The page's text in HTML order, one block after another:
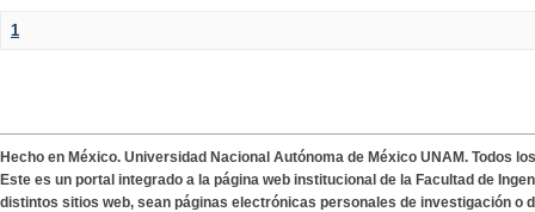
1
Hecho en México. Universidad Nacional Autónoma de México UNAM. Todos
Este es un portal integrado a la página web institucional de la Facultad de
distintos sitios web, sean páginas electrónicas personales de investigación o